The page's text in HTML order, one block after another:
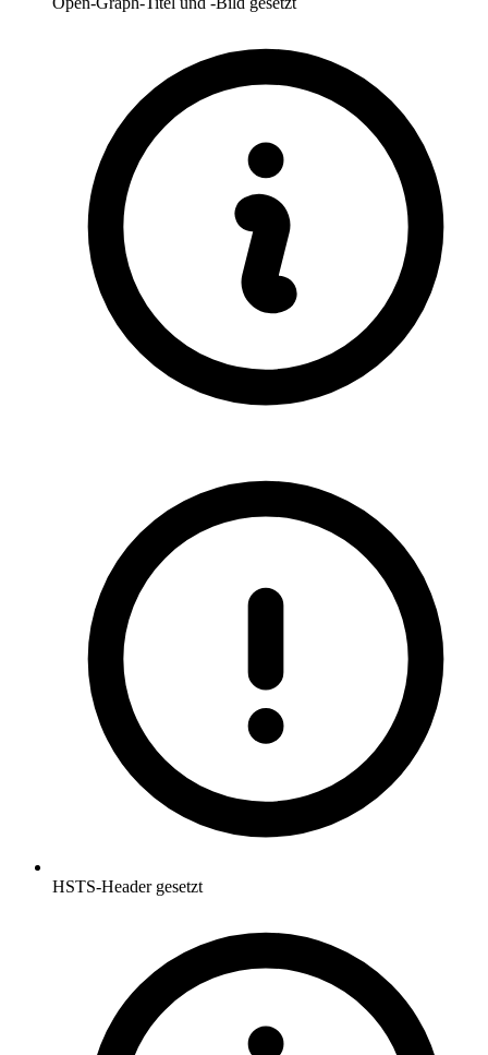
HSTS-Header gesetzt